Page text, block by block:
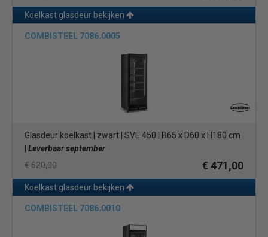
Koelkast glasdeur bekijken
COMBISTEEL 7086.0005
Glasdeur koelkast | zwart | SVE 450 | B65 x D60 x H180 cm
Leverbaar september
€ 620,00
€ 471,00
Koelkast glasdeur bekijken
COMBISTEEL 7086.0010